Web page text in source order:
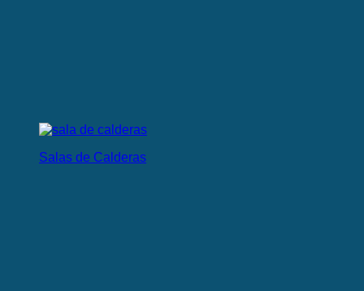
Salas de Calderas